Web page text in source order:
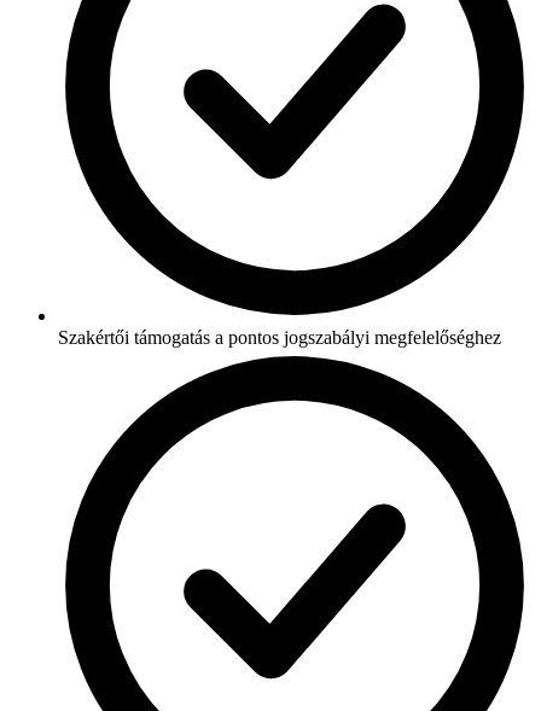
Szakértői támogatás a pontos jogszabályi megfelelőséghez